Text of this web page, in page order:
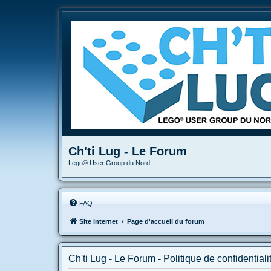
Ch'ti Lug - Le Forum
Lego® User Group du Nord
FAQ
Site internet Page d'accueil du forum
Ch'ti Lug - Le Forum - Politique de